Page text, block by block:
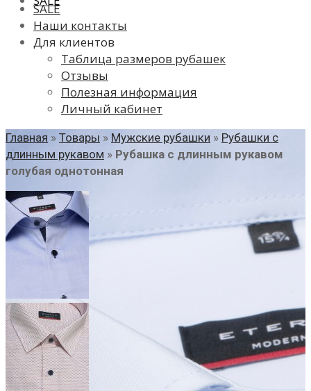
SALE
Наши контакты
Для клиентов
Таблица размеров рубашек
Отзывы
Полезная информация
Личный кабинет
Главная » Товары » Мужские рубашки » Рубашки с
длинным рукавом » Рубашка с длинным рукавом
голубая однотонная